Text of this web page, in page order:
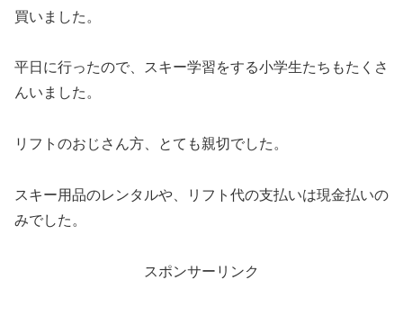
買いました。
平日に行ったので、スキー学習をする小学生たちもたくさ
んいました。
リフトのおじさん方、とても親切でした。
スキー用品のレンタルや、リフト代の支払いは現金払いの
みでした。
スポンサーリンク